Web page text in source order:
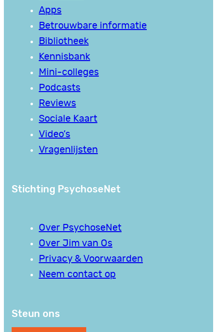
Apps
Betrouwbare informatie
Bibliotheek
Kennisbank
Mini-colleges
Podcasts
Reviews
Sociale Kaart
Video’s
Vragenlijsten
Stichting PsychoseNet
Over PsychoseNet
Over Jim van Os
Privacy & Voorwaarden
Neem contact op
Steun ons